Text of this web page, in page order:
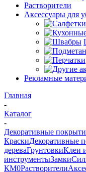
Растворители
Аксессуары для
Рекламные
Главная
-
Каталог
-
Декоративные
КраскиДекоративные
дереваГрунтовкиКлеи
инструментыЗамки
КМ0Растворители